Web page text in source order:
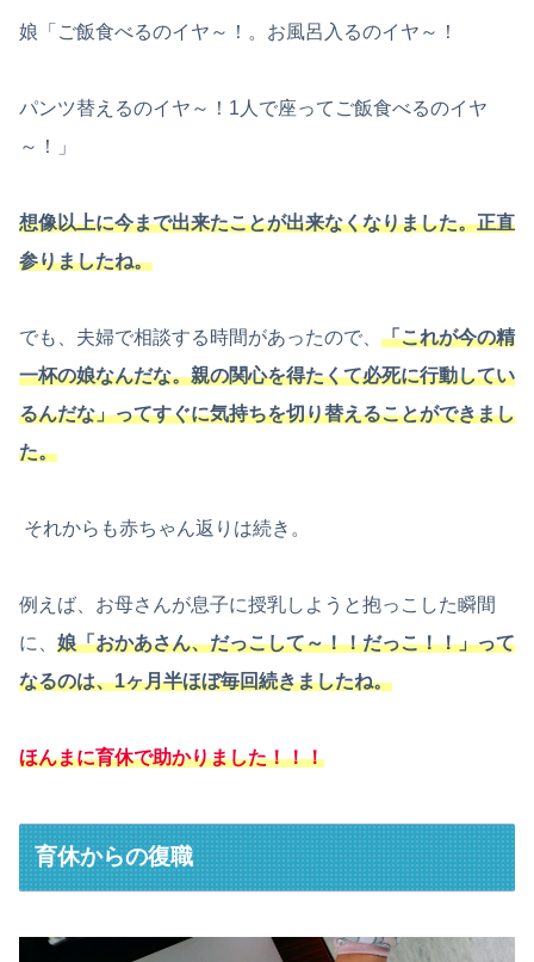
娘「ご飯食べるのイヤ～！。お風呂入るのイヤ～！
パンツ替えるのイヤ～！1人で座ってご飯食べるのイヤ
～！」
想像以上に今まで出来たことが出来なくなりました。正直
参りましたね。
でも、夫婦で相談する時間があったので、 「これが今の精
一杯の娘なんだな。親の関心を得たくて必死に行動してい
るんだな」ってすぐに気持ちを切り替えることができまし
た。
それからも赤ちゃん返りは続き。
例えば、お母さんが息子に授乳しようと抱っこした瞬間
に、 娘「おかあさん、だっこして～！！だっこ！！」って
なるのは、1ヶ月半ほぼ毎回続きましたね。
ほんまに育休で助かりました！！！
育休からの復職